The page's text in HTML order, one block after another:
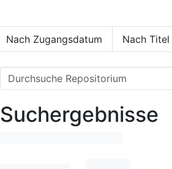
Nach Zugangsdatum Nach Titel
Suchergebnisse